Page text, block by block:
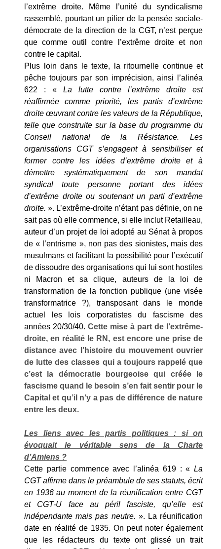
l’extrême droite. Même l’unité du syndicalisme
rassemblé, pourtant un pilier de la pensée sociale-
démocrate de la direction de la CGT, n’est perçue
que comme outil contre l’extrême droite et non
contre le capital.
Plus loin dans le texte, la ritournelle continue et
pêche toujours par son imprécision, ainsi l’alinéa
622 : « La lutte contre l’extrême droite est
réaffirmée comme priorité, les partis d’extrême
droite œuvrant contre les valeurs de la République,
telle que construite sur la base du programme du
Conseil national de la Résistance. Les
organisations CGT s’engagent à sensibiliser et
former contre les idées d’extrême droite et à
démettre systématiquement de son mandat
syndical toute personne portant des idées
d’extrême droite ou soutenant un parti d’extrême
droite. ». L’extrême-droite n’étant pas définie, on ne
sait pas où elle commence, si elle inclut Retailleau,
auteur d’un projet de loi adopté au Sénat à propos
de « l’entrisme », non pas des sionistes, mais des
musulmans et facilitant la possibilité pour l’exécutif
de dissoudre des organisations qui lui sont hostiles
ni Macron et sa clique, auteurs de la loi de
transformation de la fonction publique (une visée
transformatrice ?), transposant dans le monde
actuel les lois corporatistes du fascisme des
années 20/30/40. Cette mise à part de l’extrême-
droite, en réalité le RN, est encore une prise de
distance avec l’histoire du mouvement ouvrier
de lutte des classes qui a toujours rappelé que
c’est la démocratie bourgeoise qui créée le
fascisme quand le besoin s’en fait sentir pour le
Capital et qu’il n’y a pas de différence de nature
entre les deux.
Les liens avec les partis politiques : si on
évoquait le véritable sens de la Charte
d’Amiens ?
Cette partie commence avec l’alinéa 619 : « La
CGT affirme dans le préambule de ses statuts, écrit
en 1936 au moment de la réunification entre CGT
et CGT-U face au péril fasciste, qu’elle est
indépendante mais pas neutre. ». La réunification
date en réalité de 1935. On peut noter également
que les rédacteurs du texte ont glissé un trait